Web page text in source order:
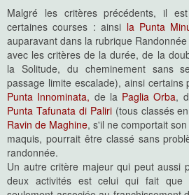
Malgré les critères précédents, il
certaines courses : ainsi la Punta
auparavant dans la rubrique
avec les critères de la durée, de la
la Solitude, du cheminement sans
passage limite escalade), ainsi certains
Punta Innominata, de la Paglia Orba,
Punta Tafunata di Paliri(tous classés
Ravin de Maghine, s'il ne comportait
maquis, pourrait être classé sans
randonnée.
Un autre critère majeur qui peut aussi
deux activités est celui qui fait que